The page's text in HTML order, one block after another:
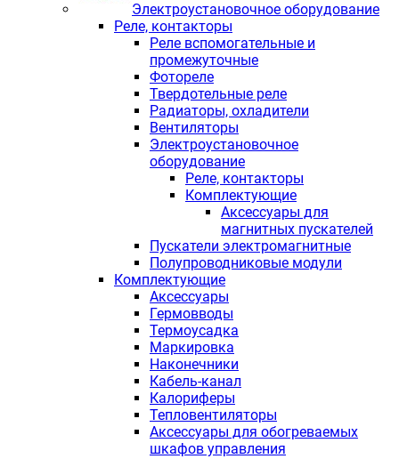
Электроустановочное оборудование
Реле, контакторы
Реле вспомогательные и
промежуточные
Фотореле
Твердотельные реле
Радиаторы, охладители
Вентиляторы
Электроустановочное
оборудование
Реле, контакторы
Комплектующие
Аксессуары для
магнитных пускателей
Пускатели электромагнитные
Полупроводниковые модули
Комплектующие
Аксессуары
Гермовводы
Термоусадка
Маркировка
Наконечники
Кабель-канал
Калориферы
Тепловентиляторы
Аксессуары для обогреваемых
шкафов управления